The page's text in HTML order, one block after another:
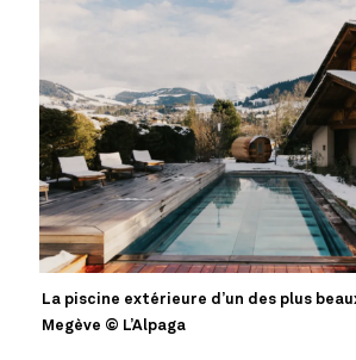
La piscine extérieure d’un des plus
Megève © L’Alpaga